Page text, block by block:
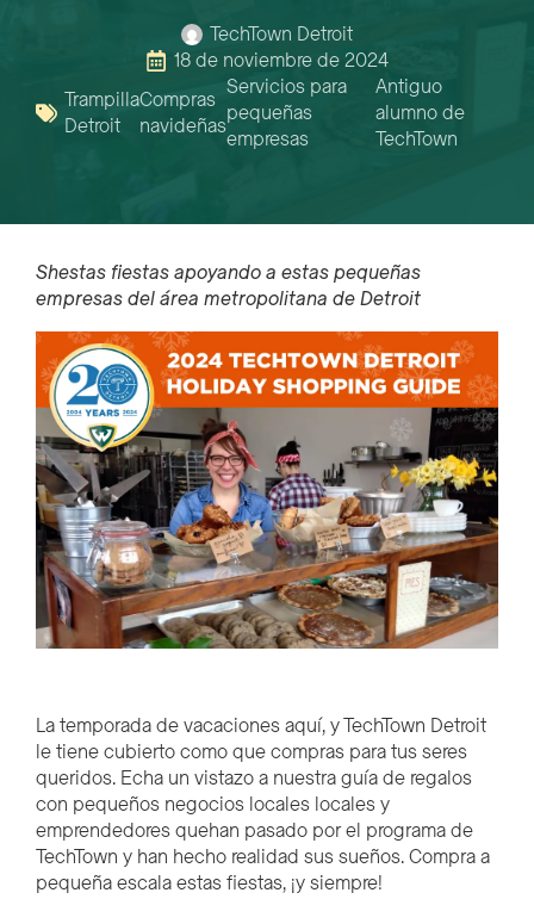
TechTown Detroit
18 de noviembre de 2024
Trampilla
Detroit
Compras
navideñas
Servicios para
pequeñas
empresas
Antiguo
alumno de
TechTown
Shestas fiestas apoyando a estas pequeñas
empresas del área metropolitana de Detroit
La temporada de vacacionesaquí,y TechTown Detroit
le tiene cubierto comoquecompras para tus seres
queridos. Echa un vistazo a nuestra guía de regalos
con pequeños negocios locales localesy
emprendedores quehan pasado por el programa de
TechTown y han hecho realidad sus sueños.Compra a
pequeña escala estas fiestas, ¡y siempre!